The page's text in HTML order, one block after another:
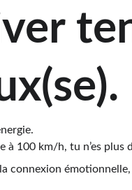
100 km/h, tu n’es plus
connexion émotionnelle,